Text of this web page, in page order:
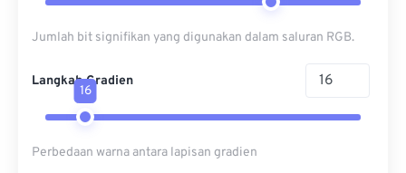
Jumlah bit signifikan yang digunakan dalam saluran RGB.
Langkah Gradien
16
Perbedaan warna antara lapisan gradien